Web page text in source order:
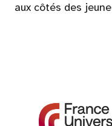
aux côtés des